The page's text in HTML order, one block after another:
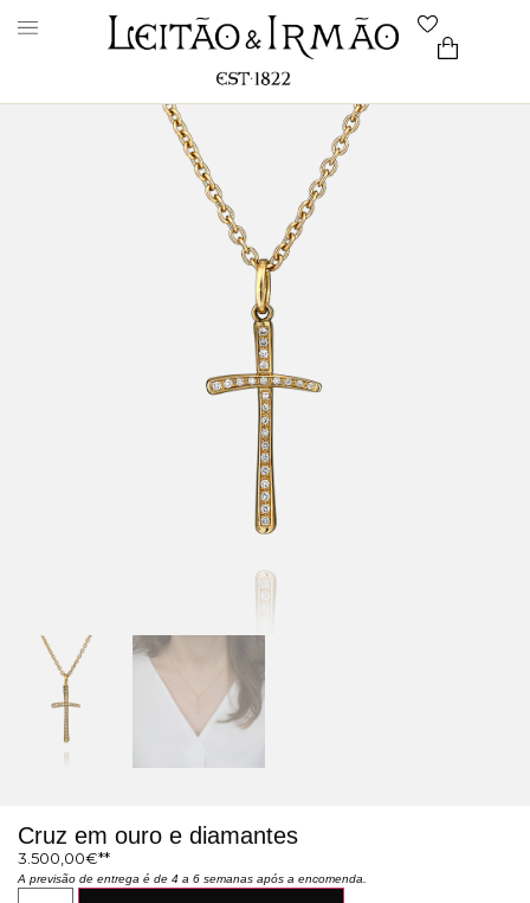
Cruz em ouro e diamantes
3.500,00€
A previsão de entrega é de 4 a 6 semanas após a encomenda.